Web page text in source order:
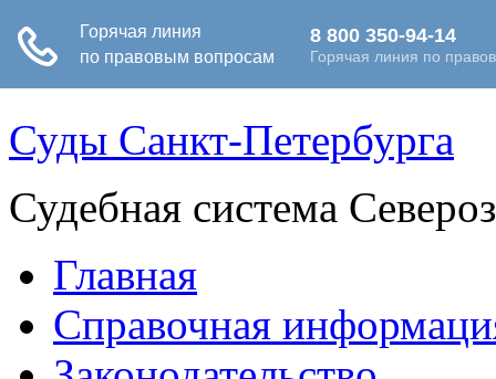
Суды Санкт-Петербурга
Судебная система
Главная
Справочная